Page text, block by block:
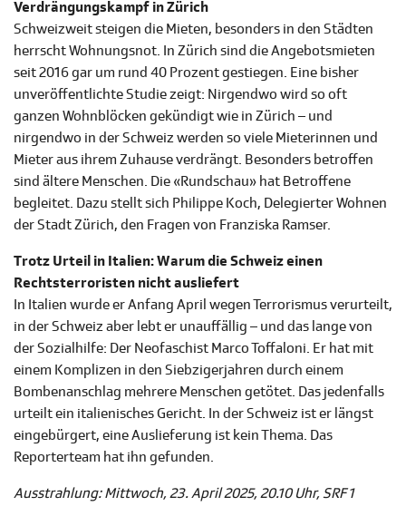
Verdrängungskampf in Zürich
Schweizweit steigen die Mieten, besonders in den Städten
herrscht Wohnungsnot. In Zürich sind die Angebotsmieten
seit 2016 gar um rund 40 Prozent gestiegen. Eine bisher
unveröffentlichte Studie zeigt: Nirgendwo wird so oft
ganzen Wohnblöcken gekündigt wie in Zürich – und
nirgendwo in der Schweiz werden so viele Mieterinnen und
Mieter aus ihrem Zuhause verdrängt. Besonders betroffen
sind ältere Menschen. Die «Rundschau» hat Betroffene
begleitet. Dazu stellt sich Philippe Koch, Delegierter Wohnen
der Stadt Zürich, den Fragen von Franziska Ramser.
Trotz Urteil in Italien: Warum die Schweiz einen
Rechtsterroristen nicht ausliefert
In Italien wurde er Anfang April wegen Terrorismus verurteilt,
in der Schweiz aber lebt er unauffällig – und das lange von
der Sozialhilfe: Der Neofaschist Marco Toffaloni. Er hat mit
einem Komplizen in den Siebzigerjahren durch einem
Bombenanschlag mehrere Menschen getötet. Das jedenfalls
urteilt ein italienisches Gericht. In der Schweiz ist er längst
eingebürgert, eine Auslieferung ist kein Thema. Das
Reporterteam hat ihn gefunden.
Ausstrahlung: Mittwoch, 23. April 2025, 20.10 Uhr, SRF 1